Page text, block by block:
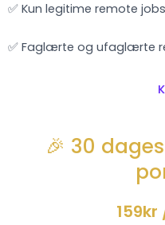
✅ Kun legitime remote
✅ Faglærte og ufaglærte
🎉 30
159kr